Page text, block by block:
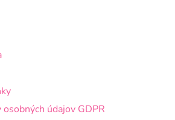
údajov GDPR